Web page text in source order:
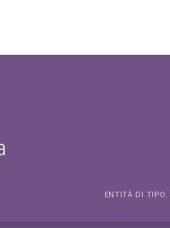
ENTITÀ DI TIPO: